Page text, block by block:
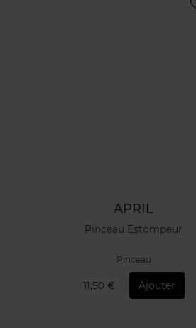
APRIL
Pinceau Estompeur
Pinceau
11,50 € Ajouter